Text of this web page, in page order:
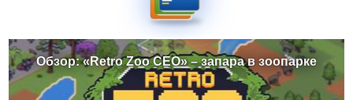
Обзор: «Retro Zoo CEO» – запара в зоопарке